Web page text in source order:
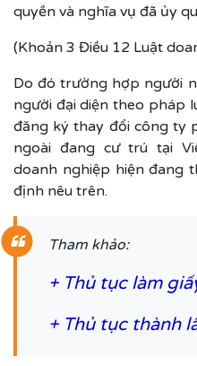
quyền và nghĩa vụ đã ủy
(Khoản 3 Điều 12 Luật
Do đó trường hợp người
người đại diện theo pháp
đăng ký thay đổi công ty
ngoài đang cư trú tại
doanh nghiệp hiện đang
định nêu trên.
Tham khảo:
+ Thủ tục làm
+ Thủ tục thành